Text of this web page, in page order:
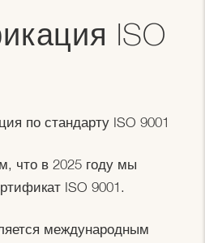
ISO
по стандарту ISO 9001
что в 2025 году мы
ISO 9001.
международным